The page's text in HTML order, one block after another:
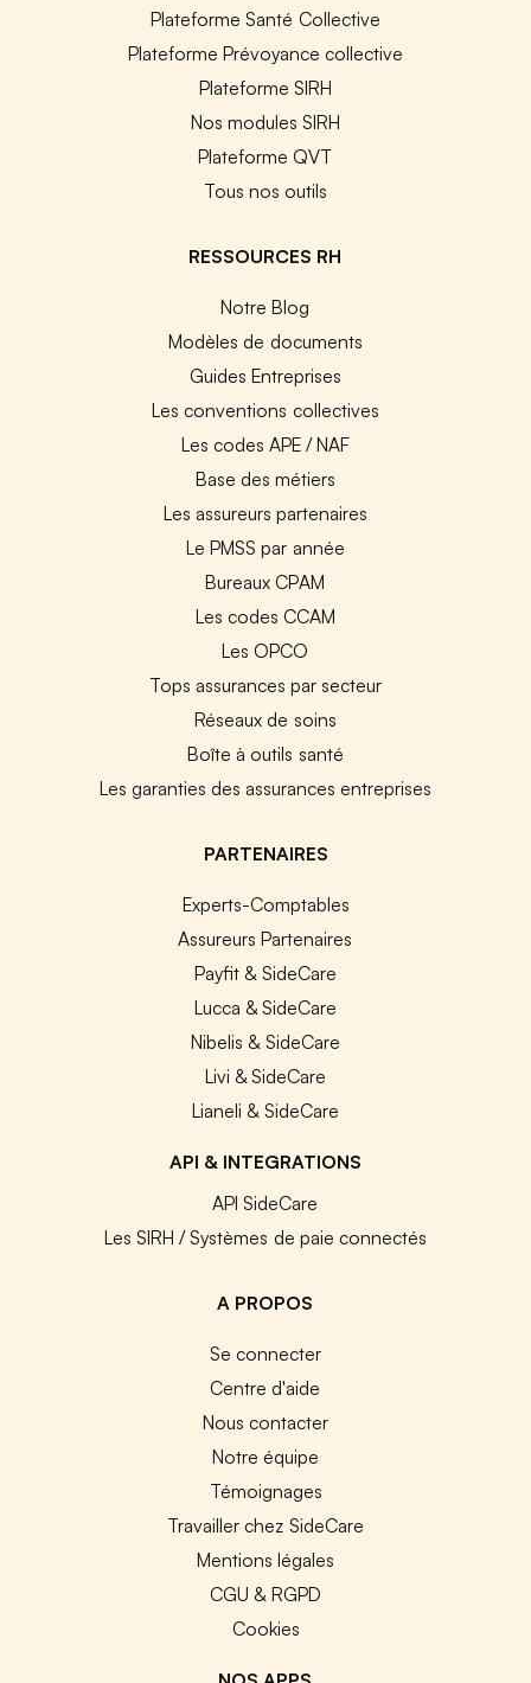
Plateforme Santé Collective
Plateforme Prévoyance collective
Plateforme SIRH
Nos modules SIRH
Plateforme QVT
Tous nos outils
RESSOURCES RH
Notre Blog
Modèles de documents
Guides Entreprises
Les conventions collectives
Les codes APE / NAF
Base des métiers
Les assureurs partenaires
Le PMSS par année
Bureaux CPAM
Les codes CCAM
Les OPCO
Tops assurances par secteur
Réseaux de soins
Boîte à outils santé
Les garanties des assurances entreprises
PARTENAIRES
Experts-Comptables
Assureurs Partenaires
Payfit & SideCare
Lucca & SideCare
Nibelis & SideCare
Livi & SideCare
Lianeli & SideCare
API & INTEGRATIONS
API SideCare
Les SIRH / Systèmes de paie connectés
A PROPOS
Se connecter
Centre d'aide
Nous contacter
Notre équipe
Témoignages
Travailler chez SideCare
Mentions légales
CGU & RGPD
Cookies